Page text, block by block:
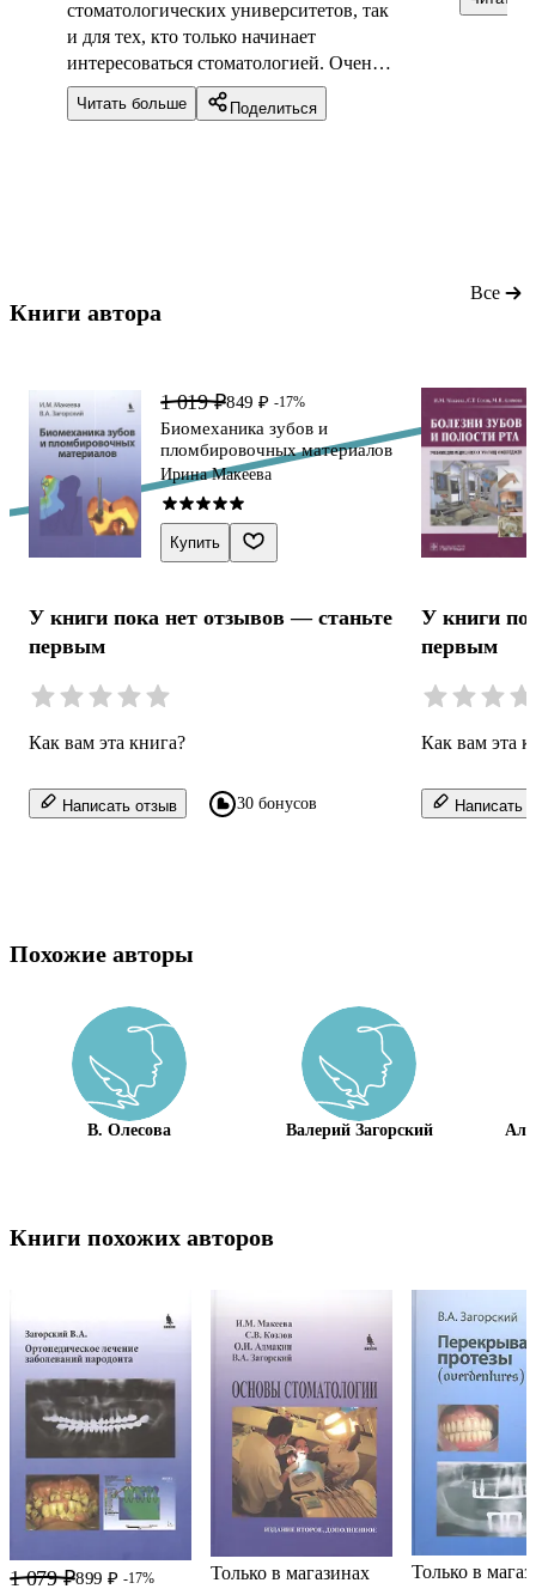
стоматологических университетов, так
и для тех, кто только начинает
интересоваться стоматологией. Очень
понравилось подробное содержание,
каждая тема описана детально.
Читать больше Поделиться
Книги автора
Все
1 019 ₽849 ₽ -17%
Биомеханика зубов и
пломбировочных материалов
Ирина Макеева
Купить
У книги пока нет отзывов — станьте
первым
Как вам эта книга?
Написать отзыв 30 бонусов
У книги
первым
Как вам эта
Написать
Похожие авторы
В. Олесова Валерий Загорский
Книги похожих авторов
1 079 ₽899 ₽ -17% Только в магазинах Только в